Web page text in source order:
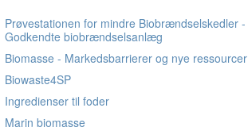
Prøvestationen for mindre Biobrændselskedler -
Godkendte biobrændselsanlæg
Biomasse - Markedsbarrierer og nye ressourcer
Biowaste4SP
Ingredienser til foder
Marin biomasse